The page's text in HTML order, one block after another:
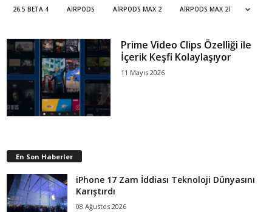
26.5 BETA 4 AIRPODS AIRPODS MAX 2 AIRPODS MAX 2I
Prime Video Clips Özelliği ile
İçerik Keşfi Kolaylaşıyor
11 Mayıs 2026
En Son Haberler
iPhone 17 Zam İddiası Teknoloji Dünyasını
Karıştırdı
08 Ağustos 2026